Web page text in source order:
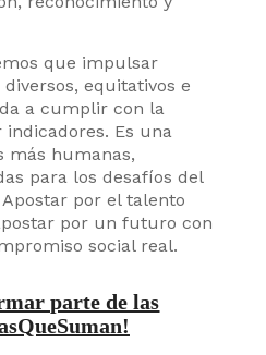
que impulsar
equitativos e
a cumplir con la
Es una
más humanas,
para los desafíos del
por el talento
por un futuro con
social real.
parte de las